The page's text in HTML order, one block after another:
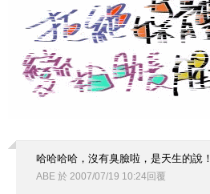
哈哈哈哈，沒有臭臉啦，是天生的說！
ABE 於 2007/07/19 10:24回覆